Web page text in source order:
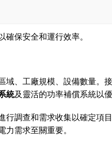
保安全和運行效率。
、工廠規模、設備數量。
統及靈活的功率補償系統以
調查和需求收集以確定項
需求至關重要。